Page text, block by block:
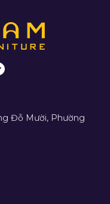
Đỗ Mười, Phường